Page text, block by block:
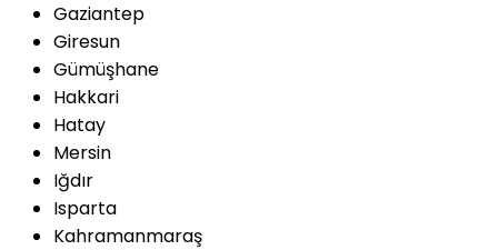
Gaziantep
Giresun
Gümüşhane
Hakkari
Hatay
Mersin
Iğdır
Isparta
Kahramanmaraş